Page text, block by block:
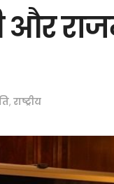
, राष्ट्रीय